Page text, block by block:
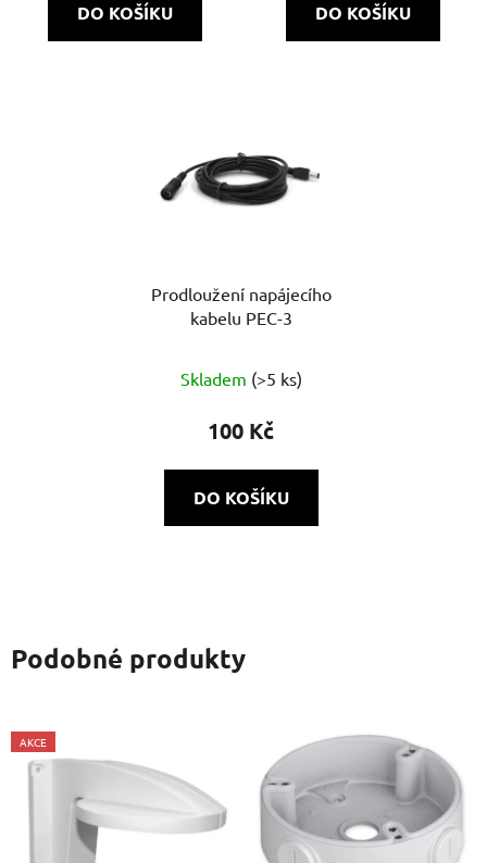
DO KOŠÍKU DO KOŠÍKU
Prodloužení napájecího
kabelu PEC-3
Skladem (>5 ks)
100 Kč
DO KOŠÍKU
Podobné produkty
AKCE